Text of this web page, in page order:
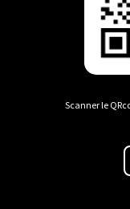
Scanner le